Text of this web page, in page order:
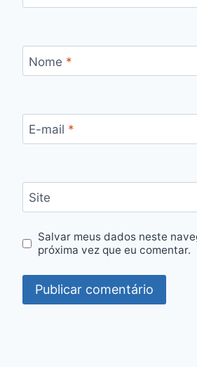
Nome *
E-mail *
Site
Salvar meus dados neste
próxima vez que eu comentar.